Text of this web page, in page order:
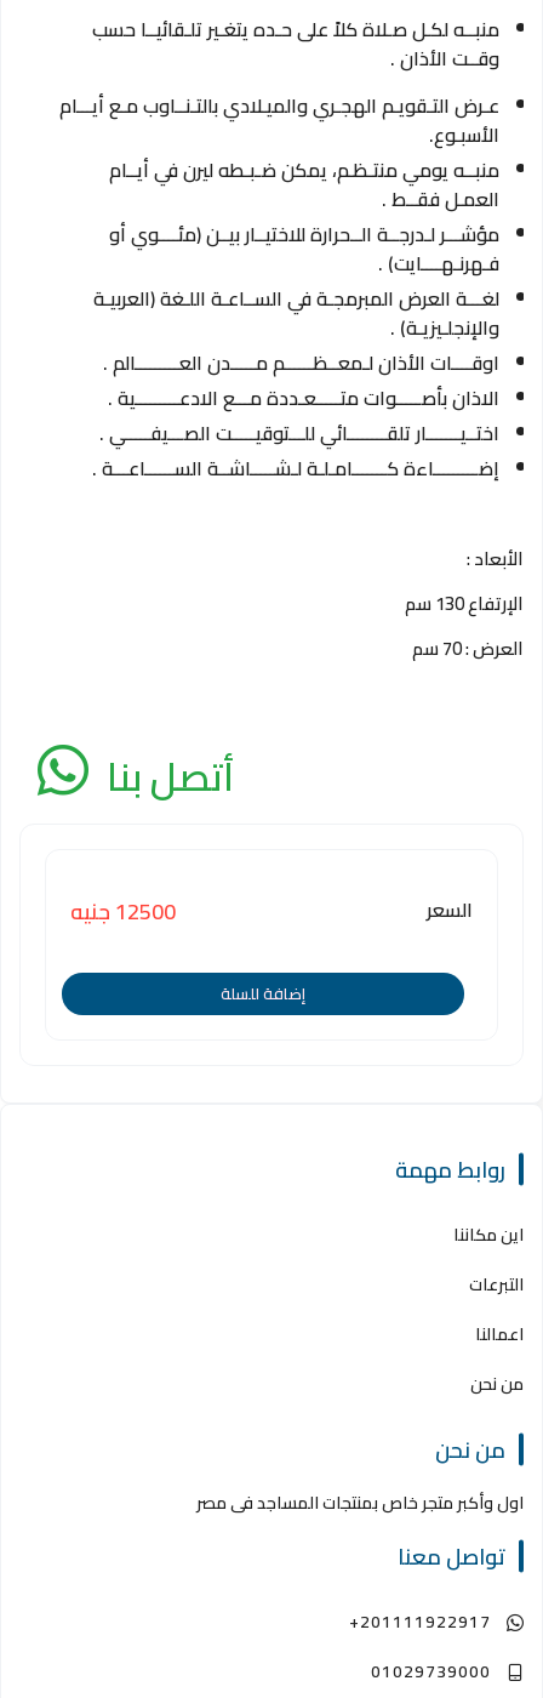
منبــه لكـل صـلاة كلاً على حـده يتغـير تلـقائيــا حسب
وقــت الأذان .
عـرض التـقويـم الهجـري والميـلادي بالتـنــاوب مـع أيـــام
الأسبـوع.
منبــه يومي منتـظـم، يمكن ضـبـطه ليرن في أيــام
العمـل فقــط .
مؤشـــر لـدرجــة الــحرارة للاختيــار بيــن (مئــــوي أو
فـهرنـهــــايت) .
لغـــة العرض المبرمجـة في الســاعـة اللـغة (العربيـة
والإنجلـيزيـة) .
اوقــــات الأذان لـمعــظــــــم مـــــدن العـــــــــالم .
الاذان بأصـــــوات متـــــعـددة مـــع الادعـــــــــية .
اختــيـــــــار تلقــــــــائي للـــتوقيـــــت الصـــيفـــــي .
إضـــــــــاءة كـــــــامـلـة لـشـــــاشــة الســــــاعـــة .
الأبعاد :
الإرتفاع 130 سم
العرض : 70 سم
أتصل بنا
السعر 12500 جنيه
إضافة للسلة
روابط مهمة
اين مكاننا
التبرعات
اعمالنا
من نحن
من نحن
اول وأكبر متجر خاص بمنتجات المساجد فى مصر
تواصل معنا
+201111922917
01029739000